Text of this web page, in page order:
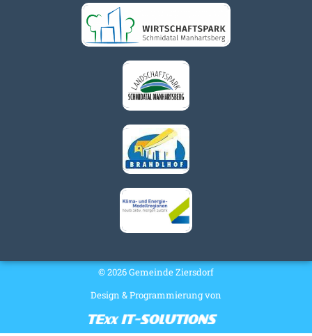
© 2026 Gemeinde Ziersdorf
Design & Programmierung von